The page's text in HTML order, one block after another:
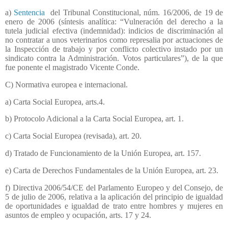
a) Sentencia
del Tribunal Constitucional, núm. 16/2006, de 19 de
enero de 2006 (síntesis analítica: “Vulneración del derecho a la
tutela judicial efectiva (indemnidad): indicios de discriminación al
no contratar a unos veterinarios como represalia por actuaciones de
la Inspección de trabajo y por conflicto colectivo instado por un
sindicato contra la Administración. Votos particulares”), de la que
fue ponente el magistrado Vicente Conde.
C) Normativa europea e internacional.
a) Carta Social Europea, arts.4.
b) Protocolo Adicional a la Carta Social Europea, art. 1.
c) Carta Social Europea (revisada), art. 20.
d) Tratado de Funcionamiento de la Unión Europea, art. 157.
e) Carta de Derechos Fundamentales de la Unión Europea, art. 23.
f) Directiva 2006/54/CE del Parlamento Europeo y del Consejo, de
5 de julio de 2006, relativa a la aplicación del principio de igualdad
de oportunidades e igualdad de trato entre hombres y mujeres en
asuntos de empleo y ocupación, arts. 17 y 24.